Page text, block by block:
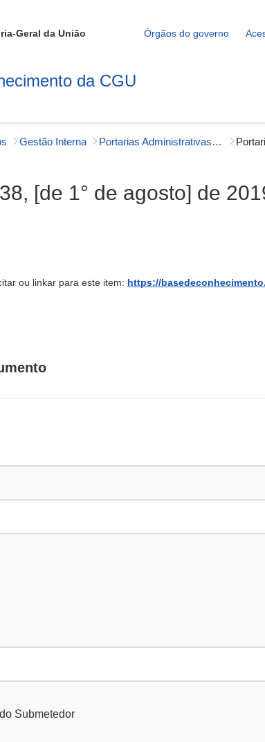
Geral da União Órgãos do governo
da CGU
Gestão Interna Portarias Administrativas - Gestão Interna
[de 1° de agosto] de
ou linkar para este item: https://
Submetedor